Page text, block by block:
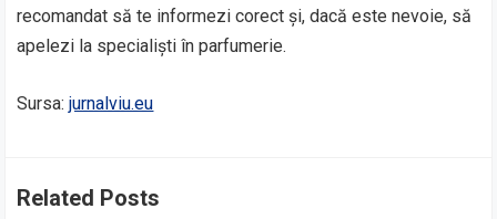
recomandat să te informezi corect și, dacă este nevoie, să
apelezi la specialiști în parfumerie.
Sursa:jurnalviu.eu
Related Posts